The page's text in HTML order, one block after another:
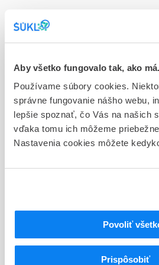
Aby všetko fungovalo tak, ako
Používame súbory cookies.
správne fungovanie nášho webu,
lepšie spoznať, čo Vás na našich
vďaka tomu ich môžeme
Nastavenia cookies môžete
Povoliť
Prispôsobiť
tbl obd 60x100 mg (liek.skl.)
D - Registrácia bez obmedzenia
Typ registračnej procedúry
Národná
Držiteľ, krajina
Zentiva a.s., Slovensko
ATC
KARDIOVASKULÁRNY
C04
PERIFÉRNE
PERIFÉRNE